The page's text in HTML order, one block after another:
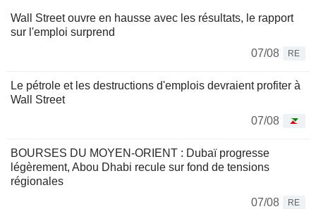
Wall Street ouvre en hausse avec les résultats, le rapport
sur l'emploi surprend
07/08
RE
Le pétrole et les destructions d'emplois devraient profiter à
Wall Street
07/08
BOURSES DU MOYEN-ORIENT : Dubaï progresse
légèrement, Abou Dhabi recule sur fond de tensions
régionales
07/08
RE